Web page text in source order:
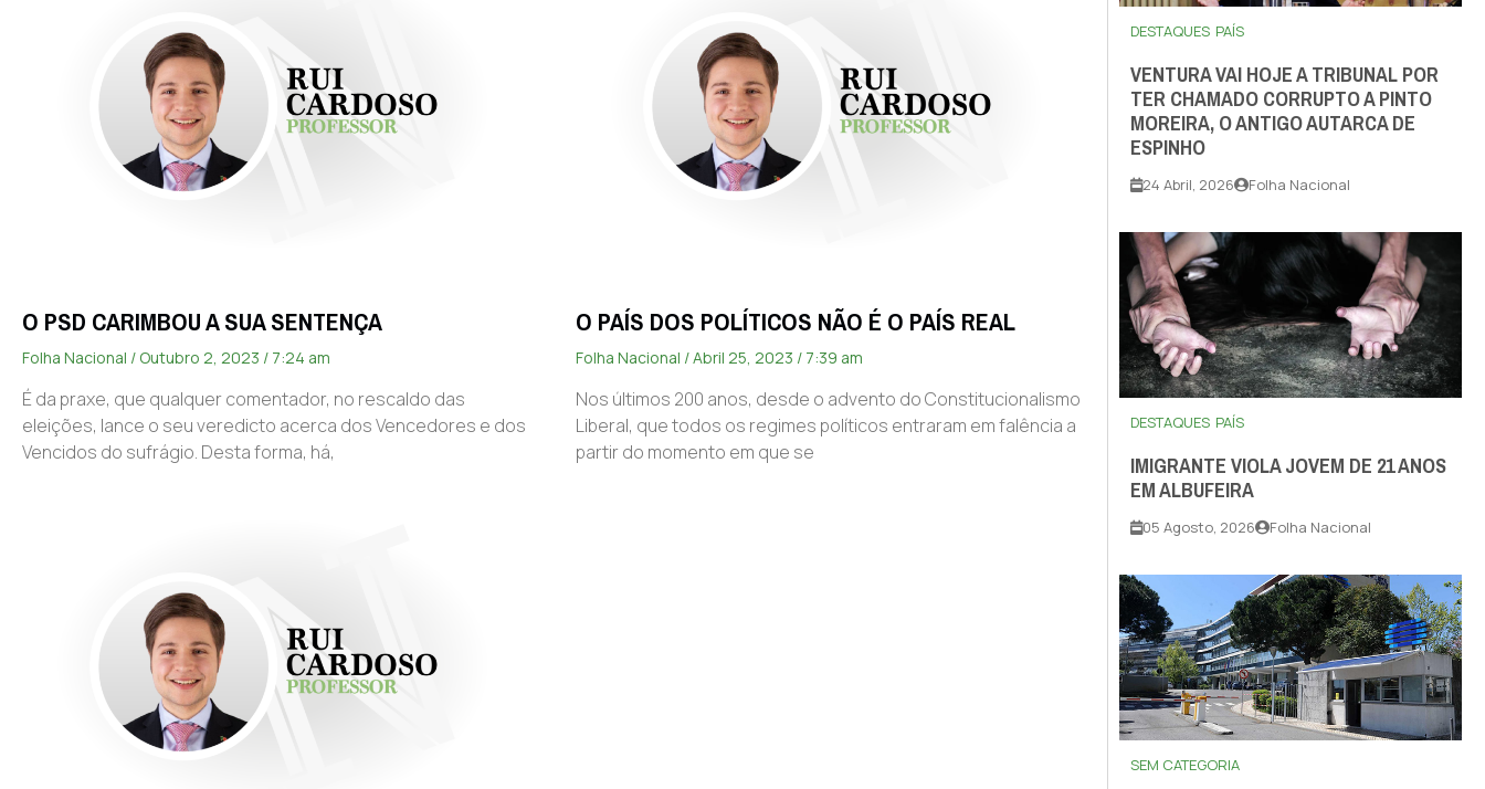
O PSD CARIMBOU A SUA SENTENÇA
Folha Nacional Outubro 2, 2023 7:24 am
É da praxe, que qualquer comentador, no rescaldo das
eleições, lance o seu veredicto acerca dos Vencedores e dos
Vencidos do sufrágio. Desta forma, há,
O PAÍS DOS POLÍTICOS NÃO É O PAÍS REAL
Folha Nacional Abril 25, 2023 7:39 am
Nos últimos 200 anos, desde o advento do Constitucionalismo
Liberal, que todos os regimes políticos entraram em falência a
partir do momento em que se
DESTAQUES PAÍS
VENTURA VAI HOJE A TRIBUNAL POR
TER CHAMADO CORRUPTO A PINTO
MOREIRA, O ANTIGO AUTARCA DE
ESPINHO
24 Abril, 2026 Folha Nacional
DESTAQUES PAÍS
IMIGRANTE VIOLA JOVEM DE 21 ANOS
EM ALBUFEIRA
05 Agosto, 2026 Folha Nacional
SEM CATEGORIA